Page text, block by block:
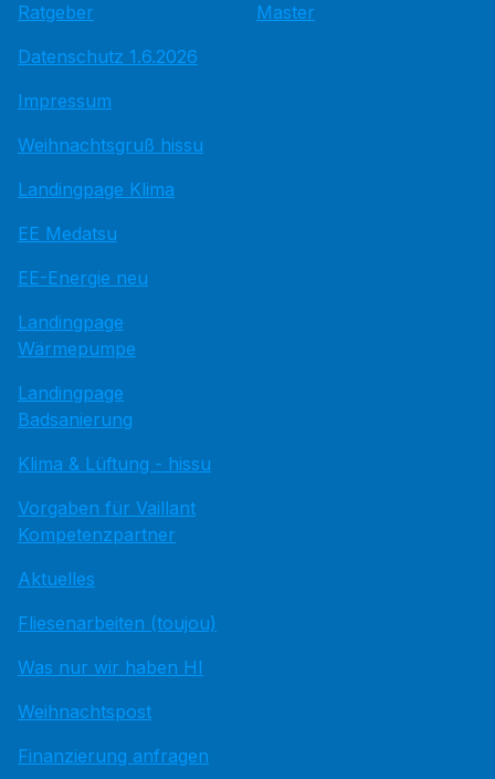
Ratgeber
Datenschutz 1.6.2026
Impressum
Weihnachtsgruß hissu
Landingpage Klima
EE Medatsu
EE-Energie neu
Landingpage
Wärmepumpe
Landingpage
Badsanierung
Klima & Lüftung - hissu
Vorgaben für Vaillant
Kompetenzpartner
Aktuelles
Fliesenarbeiten (toujou)
Was nur wir haben HI
Weihnachtspost
Finanzierung anfragen
Master